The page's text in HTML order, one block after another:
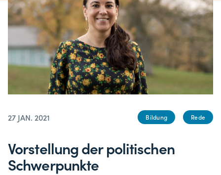
27 JAN. 2021 Bildung Rede
Vorstellung der politischen
Schwerpunkte